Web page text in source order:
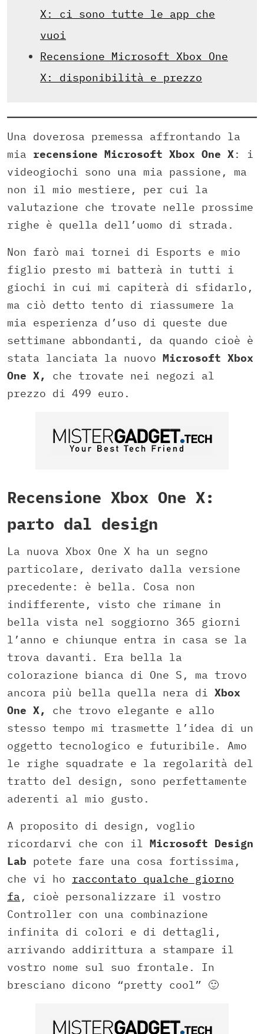
X: ci sono tutte le app che
vuoi
Recensione Microsoft Xbox One
X: disponibilità e prezzo
Una doverosa premessa affrontando la
mia recensione Microsoft Xbox One X: i
videogiochi sono una mia passione, ma
non il mio mestiere, per cui la
valutazione che trovate nelle prossime
righe è quella dell’uomo di strada.
Non farò mai tornei di Esports e mio
figlio presto mi batterà in tutti i
giochi in cui mi capiterà di sfidarlo,
ma ciò detto tento di riassumere la
mia esperienza d’uso di queste due
settimane abbondanti, da quando cioè è
stata lanciata la nuovo Microsoft Xbox
One X,
che trovate nei negozi al
prezzo di 499 euro.
Recensione Xbox One X:
parto dal design
La nuova Xbox One X ha un segno
particolare, derivato dalla versione
precedente: è bella. Cosa non
indifferente, visto che rimane in
bella vista nel soggiorno 365 giorni
l’anno e chiunque entra in casa se la
trova davanti. Era bella la
colorazione bianca di One S, ma trovo
ancora più bella quella nera di Xbox
One X, che trovo elegante e allo
stesso tempo mi trasmette l’idea di un
oggetto tecnologico e futuribile. Amo
le righe squadrate e la regolarità del
tratto del design, sono perfettamente
aderenti al mio gusto.
A proposito di design, voglio
ricordarvi che con il Microsoft Design
Lab potete fare una cosa fortissima,
che vi ho raccontato qualche giorno
fa , cioè personalizzare il vostro
Controller con una combinazione
infinita di colori e di dettagli,
arrivando addirittura a stampare il
vostro nome sul suo frontale. In
bresciano dicono “pretty cool” 🙂